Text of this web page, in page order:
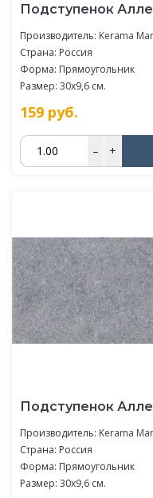
Подступенок
Производитель: Kerama
Страна: Россия
Форма: Прямоугольник
Размер: 30x9,6 см.
159 руб.
– +
Подступенок
Производитель: Kerama
Страна: Россия
Форма: Прямоугольник
Размер: 30x9,6 см.